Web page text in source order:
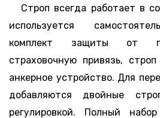
Строп всегда работает в
используется
комплект защиты от
страховочную привязь,
анкерное устройство. Для
добавляются двойные
регулировкой. Полный